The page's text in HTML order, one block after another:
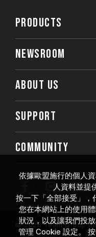
PRODUCTS
NEWSROOM
ABOUT US
SUPPORT
COMMUNITY
© 2026 Team Group
依據歐盟施行的個人
人資料並提
按一下「全部接受」
您在本網站上的使用
狀況，以及讓我們投
管理 Cookie 設定。